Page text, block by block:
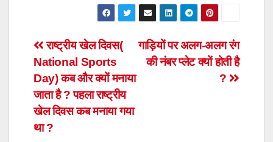
Post
navigation
गाड़ियों पर अलग-अलग रंग
की नंबर प्लेट क्यों होती है
?
राष्ट्रीय खेल दिवस(
National Sports
Day) कब और क्यों मनाया
जाता है ? पहला राष्ट्रीय
खेल दिवस कब मनाया गया
था ?